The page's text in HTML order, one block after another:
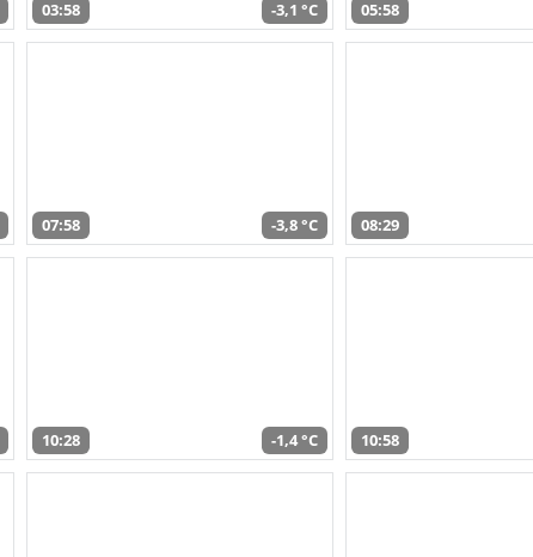
03:58 -3,1 °C 05:58
07:58 -3,8 °C 08:29
10:28 -1,4 °C 10:58